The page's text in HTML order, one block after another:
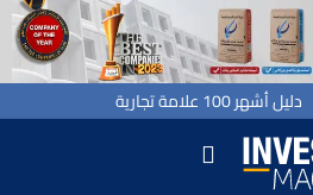
دليل أشهر 100 علامة تجارية